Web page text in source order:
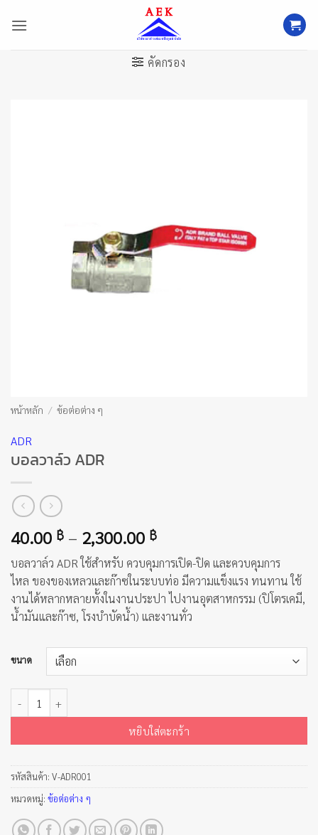
คัดกรอง
หน้าหลัก / ข้อต่อต่าง ๆ
ADR
บอลวาล์ว ADR
40.00 ฿ – 2,300.00 ฿Price
range:
40.00 ฿
through
2,300.00 ฿
บอลวาล์ว ADR ใช้สำหรับ ควบคุมการเปิด-ปิด และควบคุมการ
ไหล ของของเหลวและก๊าซในระบบท่อ มีความแข็งแรง ทนทาน ใช้
งานได้หลากหลายทั้งในงานประปา ไปงานอุตสาหกรรม (ปิโตรเคมี,
น้ำมันและก๊าซ, โรงบำบัดน้ำ) และงานทั่ว
ขนาด
หยิบใส่ตะกร้า
รหัสสินค้า: V-ADR001
หมวดหมู่: ข้อต่อต่าง ๆ